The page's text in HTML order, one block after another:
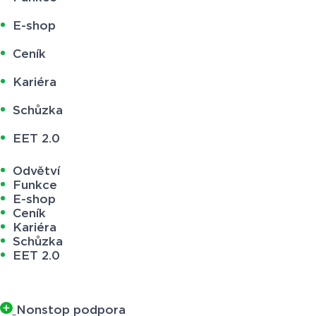
E-shop
Ceník
Kariéra
Schůzka
EET 2.0
Odvětví
Funkce
E-shop
Ceník
Kariéra
Schůzka
EET 2.0
Nonstop podpora